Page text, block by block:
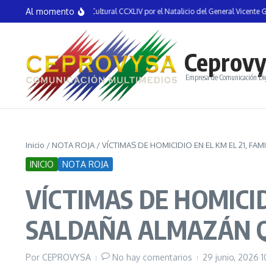
Saltar al contenido
Al momento
la Semana Cultural CCXLIV por el Natalicio del General Vicente
Empresa de Comunicación
Inicio / NOTA ROJA /VÍCTIMAS DE HOMICIDIO EN EL KM EL 21,
INICIO NOTA ROJA
VÍCTIMAS DE
SALDAÑA ALMAZÁN
Por CEPROVYSA No hay comentarios 29 junio, 2026